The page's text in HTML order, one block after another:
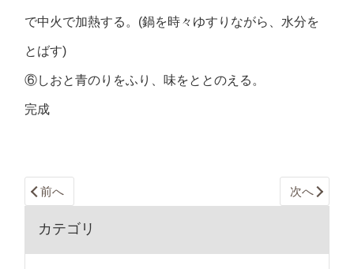
で中火で加熱する。(鍋を時々ゆすりながら、水分を
とばす)
⑥しおと青のりをふり、味をととのえる。
完成
前へ 次へ
カテゴリ